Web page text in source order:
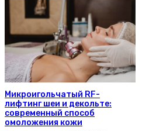
Микроигольчатый RF-
лифтинг шеи и декольте:
современный способ
омоложения кожи